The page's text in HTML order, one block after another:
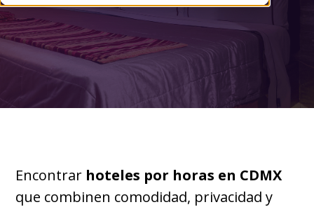
Encontrar hoteles por horas en CDMX
que combinen comodidad, privacidad y